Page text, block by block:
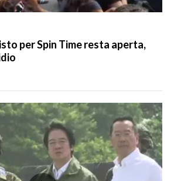
per Spin Time resta aperta,